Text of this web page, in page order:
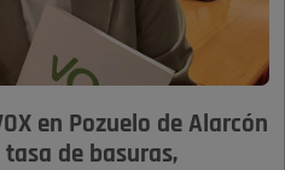
en Pozuelo de Alarcón
de basuras,